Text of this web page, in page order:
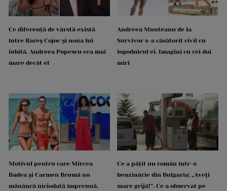
Ce diferență de vârstă există
între Rareș Cojoc și noua lui
iubită. Andreea Popescu era mai
mare decât el
Andreea Munteanu de la
Survivor s-a căsătorit civil cu
logodnicul ei. Imagini cu cei doi
miri
Motivul pentru care Mircea
Badea și Carmen Brumă nu
mănâncă niciodată împreună.
Ce a pățit un român într-o
benzinărie din Bulgaria: „Aveți
mare grijă!”. Ce a observat pe